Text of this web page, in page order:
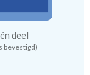
deel
bevestigd)